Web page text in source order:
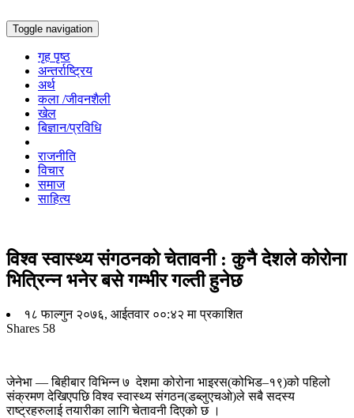
Toggle navigation
गृह पृष्ठ
अन्तर्राष्ट्रिय
अर्थ
कला /जीवनशैली
खेल
बिज्ञान/प्रविधि
राजनीति
विचार
समाज
साहित्य
विश्‍व स्वास्थ्य स‌ंगठनको चेतावनी : कुनै देशले कोरोना
भित्रिन्‍न भनेर बसे गम्भीर गल्ती हुनेछ
१८ फाल्गुन २०७६, आईतवार ००:४२ मा प्रकाशित
Shares 58
जेनेभा — बिहीबार विभिन्न ७ देशमा कोरोना भाइरस(कोभिड–१९)को पहिलो
संक्रमण देखिएपछि विश्व स्वास्थ्य संगठन(डब्लुएचओ)ले सबै सदस्य
राष्ट्रहरुलाई तयारीका लागि चेतावनी दिएको छ ।